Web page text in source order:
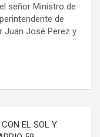
señor Ministro de
de
Juan José Perez y
CON EL SOL Y